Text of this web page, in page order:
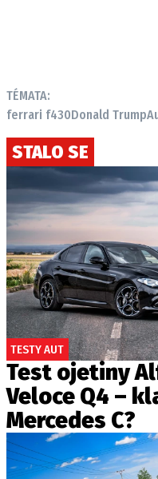
TÉMATA:
ferrari f430Donald Trump
STALO SE
TESTY AUT
Test ojetiny
Veloce Q4 –
Mercedes C?